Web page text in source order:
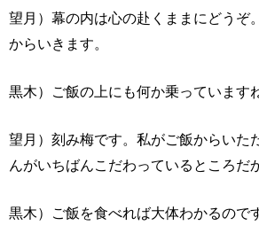
望月）幕の内は心の赴くままにどうぞ
からいきます。
黒木）ご飯の上にも何か乗っています
望月）刻み梅です。私がご飯からいた
んがいちばんこだわっているところだ
黒木）ご飯を食べれば大体わかるので